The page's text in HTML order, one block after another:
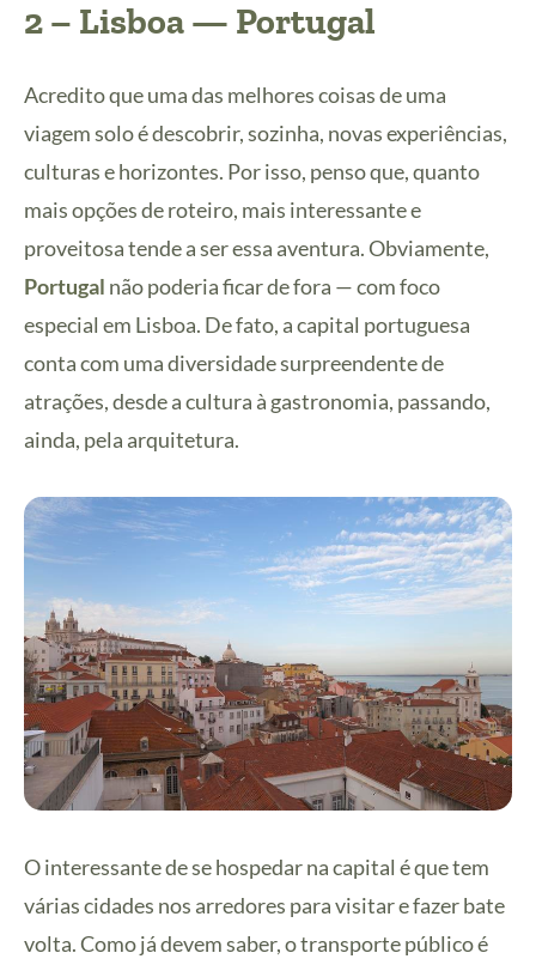
2 – Lisboa — Portugal
Acredito que uma das melhores coisas de uma
viagem solo é descobrir, sozinha, novas experiências,
culturas e horizontes. Por isso, penso que, quanto
mais opções de roteiro, mais interessante e
proveitosa tende a ser essa aventura. Obviamente,
Portugal não poderia ficar de fora — com foco
especial em Lisboa. De fato, a capital portuguesa
conta com uma diversidade surpreendente de
atrações, desde a cultura à gastronomia, passando,
ainda, pela arquitetura.
O interessante de se hospedar na capital é que tem
várias cidades nos arredores para visitar e fazer bate
volta. Como já devem saber, o transporte público é